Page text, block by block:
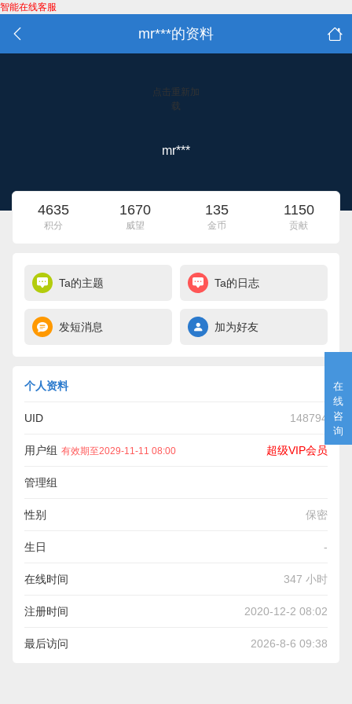
智能在线客服
在
线
咨
询
mr***的资料
点击重新加
载
mr***
4635
积分
1670
威望
135
金币
1150
贡献
Ta的主题 Ta的日志
发短消息 加为好友
个人资料
UID 148794
用户组 有效期至2029-11-11 08:00 超级VIP会员
管理组
性别 保密
生日 -
在线时间 347 小时
注册时间 2020-12-2 08:02
最后访问 2026-8-6 09:38